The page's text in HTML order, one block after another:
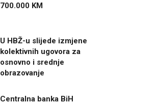
700.000 KM
U HBŽ-u slijede izmjene
kolektivnih ugovora za
osnovno i srednje
obrazovanje
Centralna banka BiH